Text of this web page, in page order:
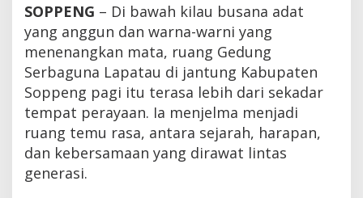
SOPPENG – Di bawah kilau busana adat
yang anggun dan warna-warni yang
menenangkan mata, ruang Gedung
Serbaguna Lapatau di jantung Kabupaten
Soppeng pagi itu terasa lebih dari sekadar
tempat perayaan. Ia menjelma menjadi
ruang temu rasa, antara sejarah, harapan,
dan kebersamaan yang dirawat lintas
generasi.